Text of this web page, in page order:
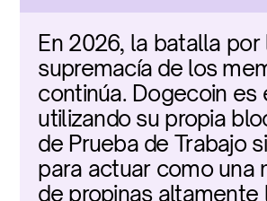
En 2026, la batalla por
supremacía de los
continúa. Dogecoin es
utilizando su propia
de Prueba de Trabajo
para actuar como una
de propinas altamente